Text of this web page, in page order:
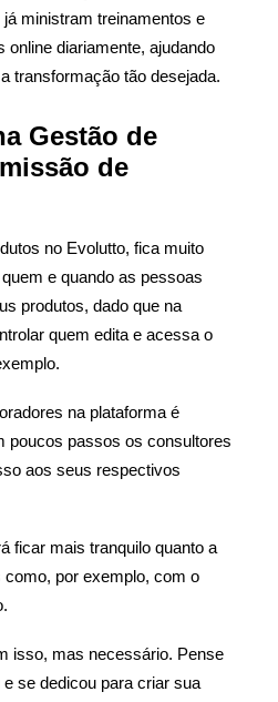
ministram treinamentos e
online diariamente, ajudando
transformação tão desejada.
Gestão de
de
no Evolutto, fica muito
e quando as pessoas
produtos, dado que na
quem edita e acessa o
na plataforma é
poucos passos os consultores
aos seus respectivos
ficar mais tranquilo quanto a
por exemplo, com o
isso, mas necessário. Pense
se dedicou para criar sua